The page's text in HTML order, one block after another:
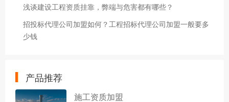
浅谈建设工程资质挂靠，弊端与危害都有哪些？
招投标代理公司加盟如何？工程招标代理公司加盟一般要多
少钱
产品推荐
施工资质加盟